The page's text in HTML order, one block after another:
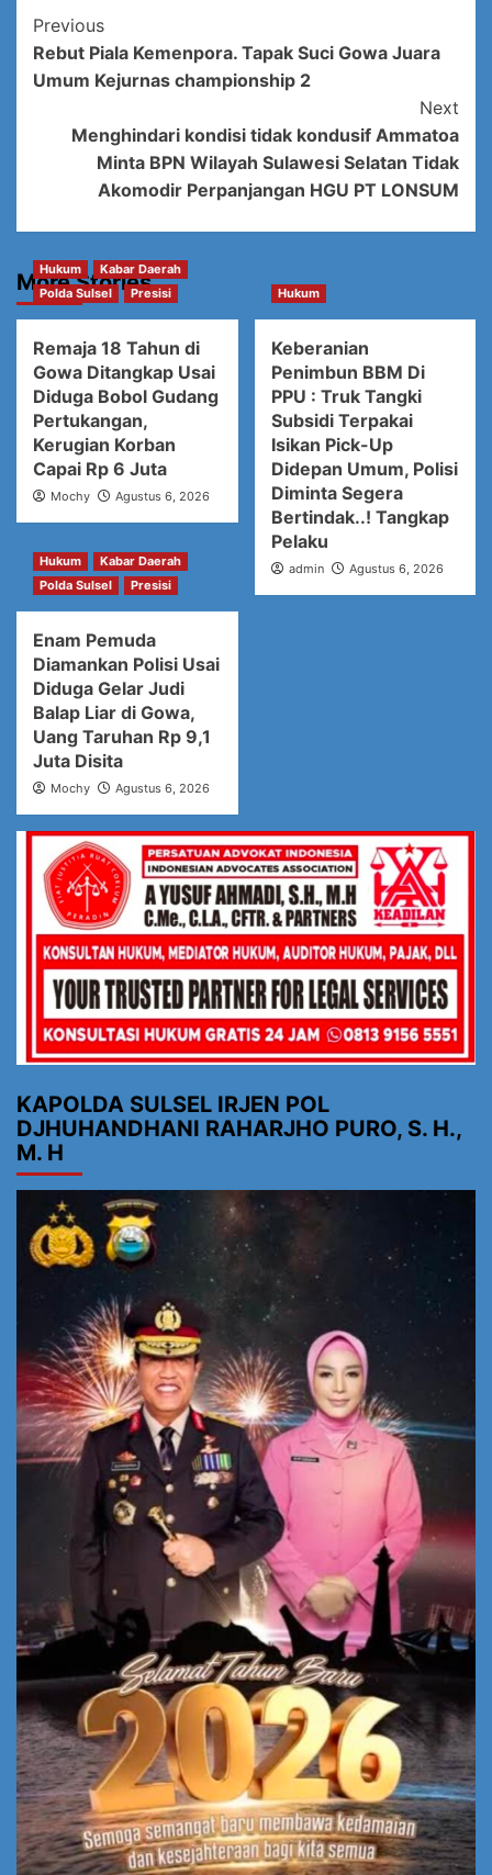
Post
Navigation
Previous
Rebut Piala Kemenpora. Tapak Suci Gowa Juara
Umum Kejurnas championship 2
Next
Menghindari kondisi tidak kondusif Ammatoa
Minta BPN Wilayah Sulawesi Selatan Tidak
Akomodir Perpanjangan HGU PT LONSUM
More Stories
Hukum
Kabar Daerah
Polda Sulsel
Presisi
Remaja 18 Tahun di
Gowa Ditangkap Usai
Diduga Bobol Gudang
Pertukangan,
Kerugian Korban
Capai Rp 6 Juta
Mochy Agustus 6, 2026
Hukum
Keberanian
Penimbun BBM Di
PPU : Truk Tangki
Subsidi Terpakai
Isikan Pick-Up
Didepan Umum, Polisi
Diminta Segera
Bertindak..! Tangkap
Pelaku
admin Agustus 6, 2026
Hukum
Kabar Daerah
Polda Sulsel
Presisi
Enam Pemuda
Diamankan Polisi Usai
Diduga Gelar Judi
Balap Liar di Gowa,
Uang Taruhan Rp 9,1
Juta Disita
Mochy Agustus 6, 2026
KAPOLDA SULSEL IRJEN POL
DJHUHANDHANI RAHARJHO PURO, S. H.,
M. H